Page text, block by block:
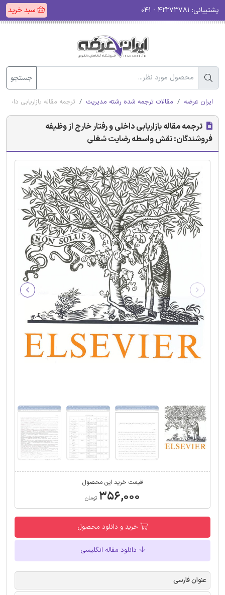
پشتیبانی: سبد خرید
جستجو
ایران عرضه مقالات ترجمه شده رشته مدیریت ترجمه مقاله بازاریابی
ترجمه مقاله بازاریابی داخلی و رفتار خارج از وظیفه
فروشندگان: نقش واسطه رضایت شغلی
قیمت خرید این محصول
۳۵۶,۰۰۰ تومان
خرید و دانلود محصول
دانلود مقاله انگلیسی
عنوان فارسی